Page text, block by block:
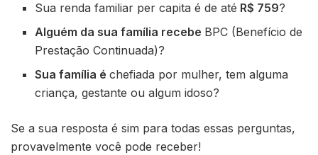
Sua renda familiar per capita é de até R$ 759?
Alguém da sua família recebe BPC (Benefício de
Prestação Continuada)?
Sua família échefiada por mulher, tem alguma
criança, gestante ou algum idoso?
Se a sua resposta é sim para todas essas perguntas,
provavelmente você pode receber!